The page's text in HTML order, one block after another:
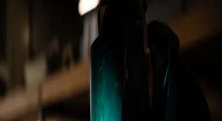
Site en construction
Merci de votre compréhension
6 bis Rue Victor Hugo, 56260 Larmor-Plage
02 97 83 84 91